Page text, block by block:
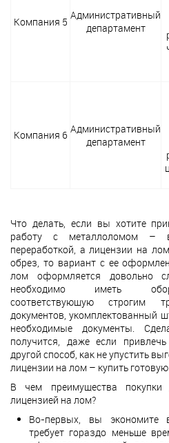
Компания 5
Административный
департамент
Компания 6 Административный
департамент
Что делать, если вы хотите
работу с металлоломом –
переработкой, а лицензии на
обрез, то вариант с ее
лом оформляется довольно
необходимо иметь
соответствующую строгим
документов, укомплектованный
необходимые документы.
получится, даже если
другой способ, как не упустить
лицензии на лом – купить
В чем преимущества
лицензией на лом?
Во-первых, вы экономите
требует гораздо меньше